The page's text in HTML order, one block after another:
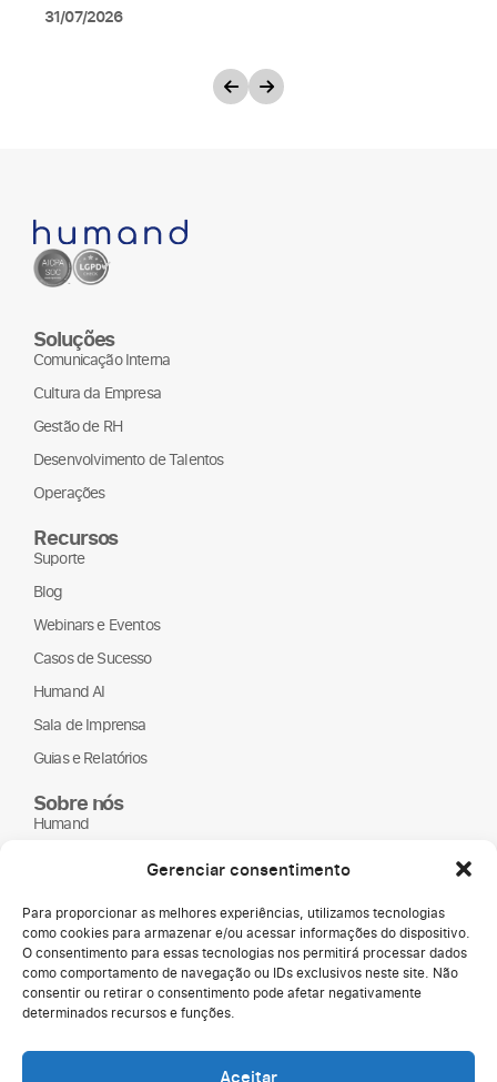
Gerenciar consentimento
Para proporcionar as melhores experiências, utilizamos tecnologias
como cookies para armazenar e/ou acessar informações do dispositivo.
O consentimento para essas tecnologias nos permitirá processar dados
como comportamento de navegação ou IDs exclusivos neste site. Não
consentir ou retirar o consentimento pode afetar negativamente
determinados recursos e funções.
Aceitar
31/07/2026
Soluções
Comunicação Interna
Cultura da Empresa
Gestão de RH
Desenvolvimento de Talentos
Operações
Recursos
Suporte
Blog
Webinars e Eventos
Casos de Sucesso
Humand AI
Sala de Imprensa
Guias e Relatórios
Sobre nós
Humand
LGPD